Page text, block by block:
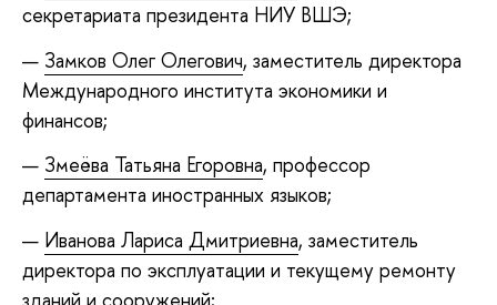
секретариата президента НИУ ВШЭ;
Замков Олег Олегович, заместитель директора
Международного института экономики и
финансов;
Змеёва Татьяна Егоровна, профессор
департамента иностранных языков;
Иванова Лариса Дмитриевна, заместитель
директора по эксплуатации и текущему ремонту
зданий и сооружений;